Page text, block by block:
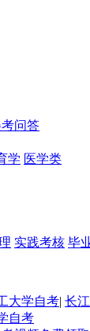
问答
学 医学类
实践考核 毕
大学自考| 长
自考